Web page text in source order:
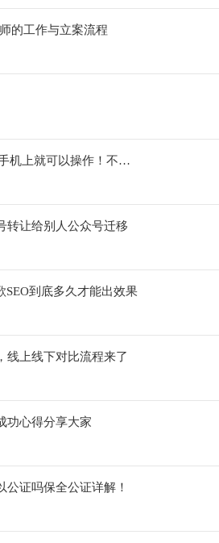
的工作与立案流程
上就可以操作！不求人
转让给别人公众号迁移
SEO到底多久才能出效果
线上线下对比流程来了
功心得分享大家
公证吗保全公证详解！